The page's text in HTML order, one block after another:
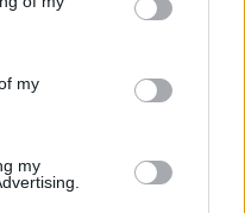
its third-party tags to
in below Google
my
my